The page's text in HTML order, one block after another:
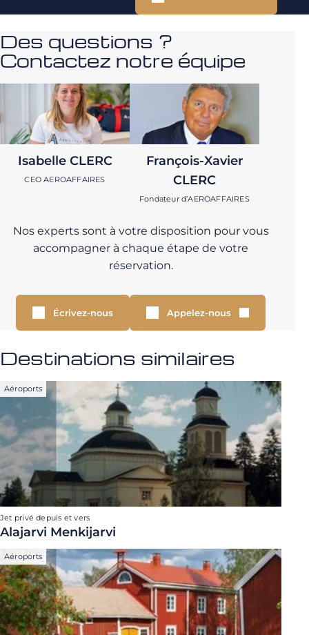
Des questions ?
Contactez notre équipe
Isabelle CLERC
CEO AEROAFFAIRES
François-Xavier
CLERC
Fondateur d’AEROAFFAIRES
Nos experts sont à votre disposition pour vous
accompagner à chaque étape de votre
réservation.
Écrivez-nous Appelez-nous
Destinations similaires
Aéroports
Jet privé depuis et vers
Alajarvi Menkijarvi
Aéroports